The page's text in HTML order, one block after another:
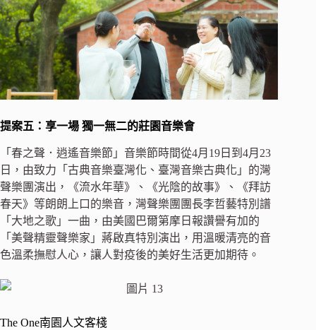
提案五：享一場 獨一無二的莊園音樂會
「春之聲．逍遙音樂節」音樂節時間從4月19日到4月23
日，由致力「古典音樂臺灣化、臺灣音樂古典化」的灣
聲樂團演出，《流水年華》、《光陰的故事》、《拜訪
春天》等朗朗上口的樂音，灣聲樂團團長李哲藝特別譜
「大地之歌」一曲，由美國巴爾第摩日報讚譽有加的
「美聲精靈聲樂家」蔣啟真特別演出，用溫暖清亮的音
色溫柔撫慰人心，讓人對疫後的美好生活更加期待。
The One南園人文客棧